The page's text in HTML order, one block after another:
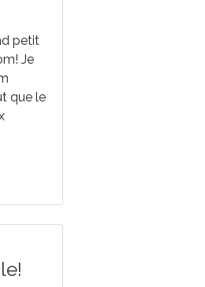
petit
Je
que le